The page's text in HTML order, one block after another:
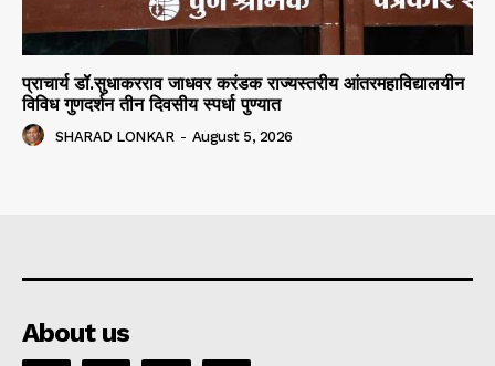
प्राचार्य डॉ.सुधाकरराव जाधवर करंडक राज्यस्तरीय आंतरमहाविद्यालयीन
विविध गुणदर्शन तीन दिवसीय स्पर्धा पुण्यात
SHARAD LONKAR - August 5, 2026
About us